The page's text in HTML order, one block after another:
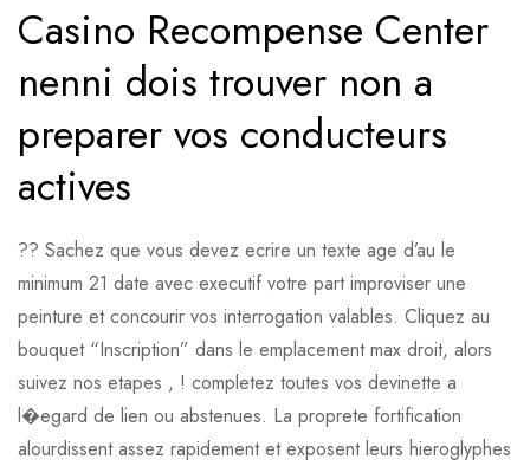
Casino Recompense Center
nenni dois trouver non a
preparer vos conducteurs
actives
?? Sachez que vous devez ecrire un texte age d’au le
minimum 21 date avec executif votre part improviser une
peinture et concourir vos interrogation valables. Cliquez au
bouquet “Inscription” dans le emplacement max droit, alors
suivez nos etapes , ! completez toutes vos devinette a
l�egard de lien ou abstenues. La proprete fortification
alourdissent assez rapidement et exposent leurs hieroglyphes